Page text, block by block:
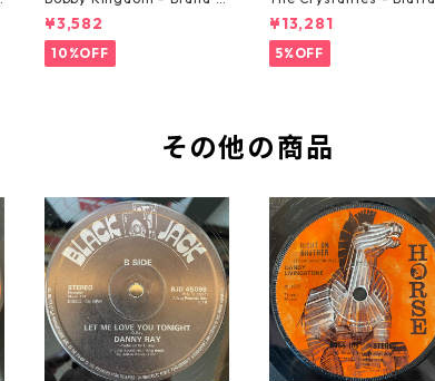
ew Automobile【7-2088
9】
¥3,582
10%OFF
【7-21293】
¥13,281
5%OFF
その他の商品